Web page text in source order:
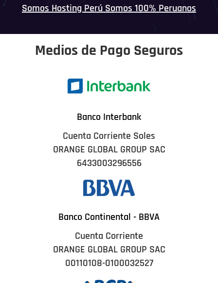
Somos Hosting Perú Somos 100% Peruanos
Medios de Pago Seguros
Banco Interbank
Cuenta Corriente Soles
ORANGE GLOBAL GROUP SAC
6433003296556
Banco Continental - BBVA
Cuenta Corriente
ORANGE GLOBAL GROUP SAC
00110108-0100032527